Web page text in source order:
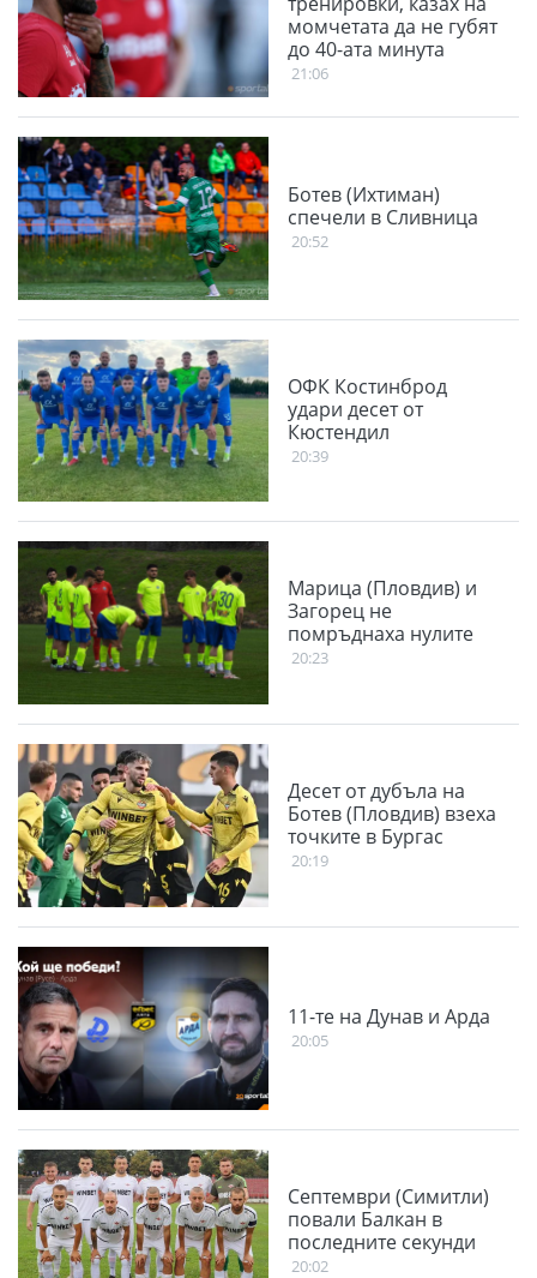
момчетата да не губят
до 40-ата минута
21:06
Ботев (Ихтиман)
спечели в Сливница
20:52
ОФК Костинброд
удари десет от
Кюстендил
20:39
Марица (Пловдив) и
Загорец не
помръднаха нулите
20:23
Десет от дубъла на
Ботев (Пловдив) взеха
точките в Бургас
20:19
11-те на Дунав и Арда
20:05
Септември (Симитли)
повали Балкан в
последните секунди
20:02